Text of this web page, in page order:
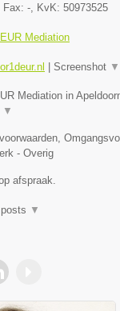
, Fax: - , KvK: 50973525
Mediation
Screenshot ▼
Mediation in
▼
- Overig
afspraak.
▼